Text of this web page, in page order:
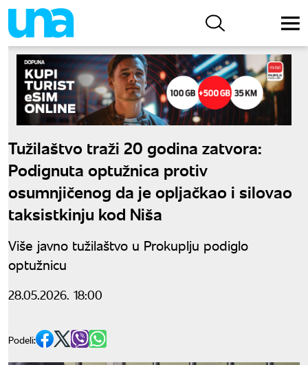
Tužilaštvo traži 20 godina zatvora:
Podignuta optužnica protiv
osumnjičenog da je opljačkao i silovao
taksistkinju kod Niša
Više javno tužilaštvo u Prokuplju podiglo
optužnicu
28.05.2026. 18:00
Podeli: